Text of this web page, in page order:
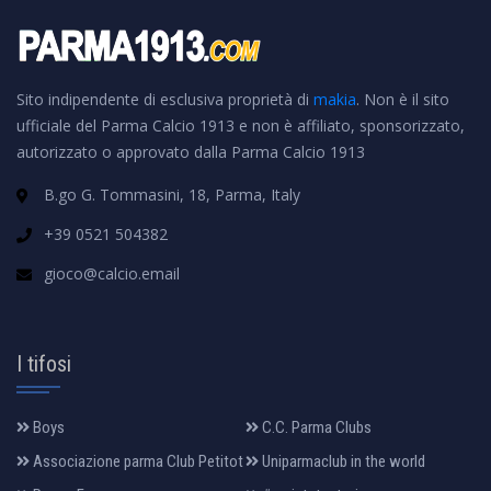
Sito indipendente di esclusiva proprietà di makia. Non è il sito
ufficiale del Parma Calcio 1913 e non è affiliato, sponsorizzato,
autorizzato o approvato dalla Parma Calcio 1913
B.go G. Tommasini, 18, Parma, Italy
+39 0521 504382
gioco@calcio.email
I tifosi
Boys
C.C. Parma Clubs
Associazione parma Club Petitot
Uniparmaclub in the world